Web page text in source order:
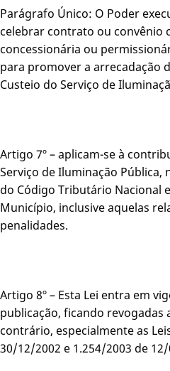
Parágrafo Único: O Poder
celebrar contrato ou convênio
concessionária ou
para promover a arrecadação
Custeio do Serviço de
Artigo 7º – aplicam-se à
Serviço de Iluminação Pública,
do Código Tributário Nacional
Município, inclusive aquelas
penalidades.
Artigo 8º – Esta Lei entra em
publicação, ficando revogadas
contrário, especialmente as
30/12/2002 e 1.254/2003 de